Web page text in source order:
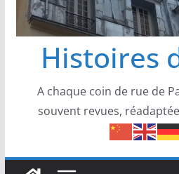
Histoires
A chaque coin de rue de
souvent revues,